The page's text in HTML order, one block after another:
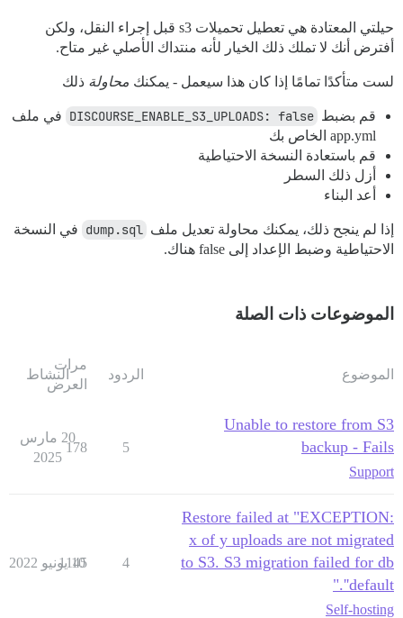
حيلتي المعتادة هي تعطيل تحميلات s3 قبل إجراء النقل، ولكن
أفترض أنك لا تملك ذلك الخيار لأنه منتداك الأصلي غير متاح.
لست متأكدًا تمامًا إذا كان هذا سيعمل - يمكنك محاولة ذلك
قم بضبط DISCOURSE_ENABLE_S3_UPLOADS: false في ملف
app.yml الخاص بك
قم باستعادة النسخة الاحتياطية
أزل ذلك السطر
أعد البناء
إذا لم ينجح ذلك، يمكنك محاولة تعديل ملف dump.sql في النسخة
الاحتياطية وضبط الإعداد إلى false هناك.
الموضوعات ذات الصلة
الموضوع الردود
مرات
العرض
النشاط
Unable to restore from S3
backup - Fails
Support
5
178
20 مارس
2025
Restore failed at "EXCEPTION:
x of y uploads are not migrated
to S3. S3 migration failed for db
'default'."
Self-hosting
4
1145
10 يونيو 2022